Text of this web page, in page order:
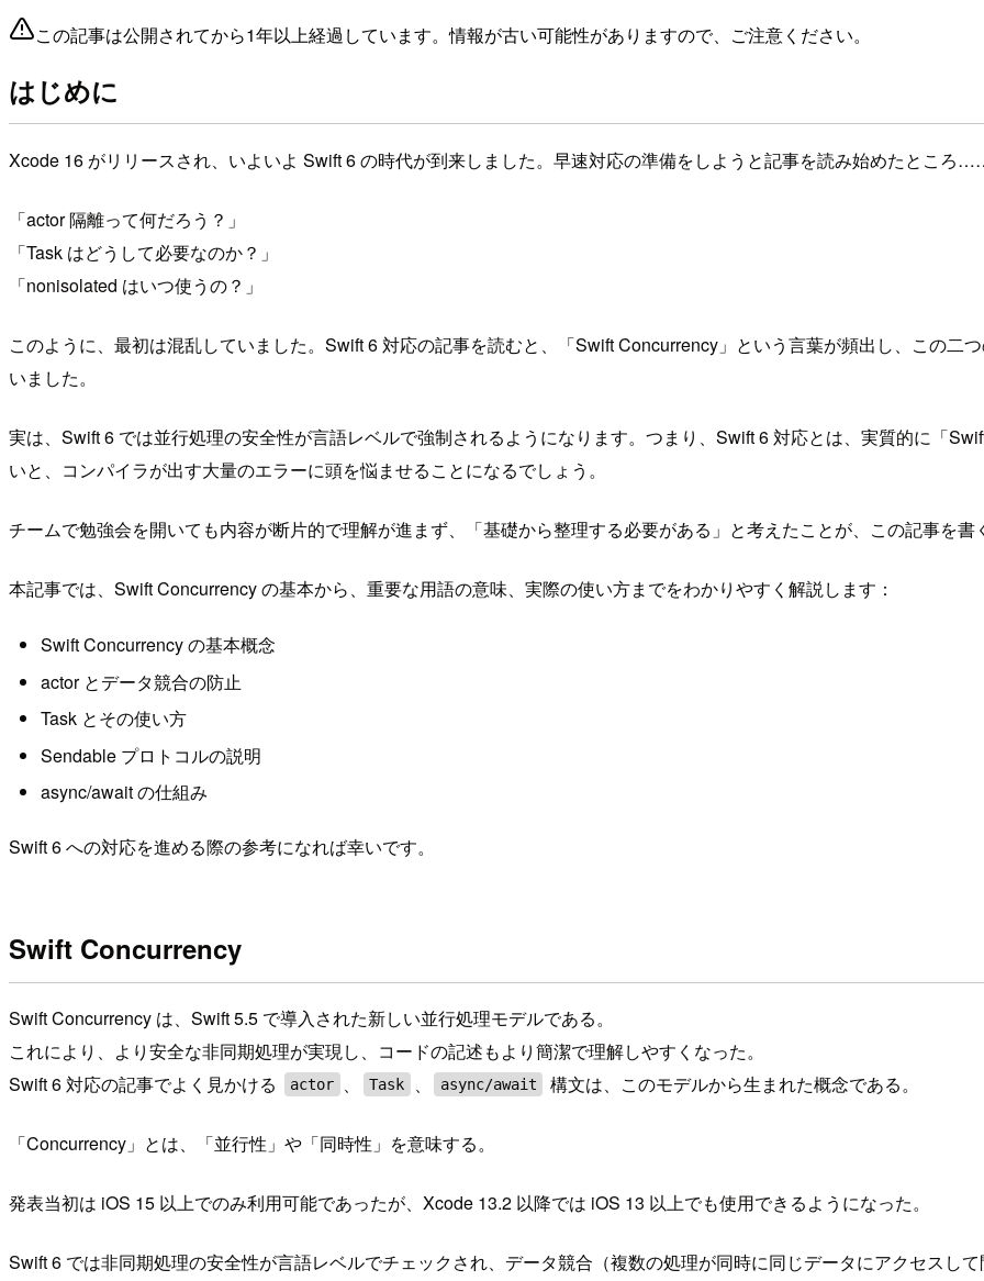
この記事は公開されてから1年以上経過しています。情報が古い可能性がありますので、ご注意ください。
はじめに
Xcode 16 がリリースされ、いよいよ Swift 6 の時代が到来しました。早速対応の準備をしようと記事を読み始めたところ
「actor 隔離って何だろう？」
「Task はどうして必要なのか？」
「nonisolated はいつ使うの？」
このように、最初は混乱していました。Swift 6 対応の記事を読むと、「Swift Concurrency」という言葉が頻出し、この二
いました。
実は、Swift 6 では並行処理の安全性が言語レベルで強制されるようになります。つまり、Swift 6 対応とは、実質的に「
いと、コンパイラが出す大量のエラーに頭を悩ませることになるでしょう。
チームで勉強会を開いても内容が断片的で理解が進まず、「基礎から整理する必要がある」と考えたことが、この記事を書
本記事では、Swift Concurrency の基本から、重要な用語の意味、実際の使い方までをわかりやすく解説します：
Swift Concurrency の基本概念
actor とデータ競合の防止
Task とその使い方
Sendable プロトコルの説明
async/await の仕組み
Swift 6 への対応を進める際の参考になれば幸いです。
Swift Concurrency
Swift Concurrency は、Swift 5.5 で導入された新しい並行処理モデルである。
これにより、より安全な非同期処理が実現し、コードの記述もより簡潔で理解しやすくなった。
Swift 6 対応の記事でよく見かける
actor 、 Task 、 async/await 構文は、このモデルから生まれた概念である。
「Concurrency」とは、「並行性」や「同時性」を意味する。
発表当初は iOS 15 以上でのみ利用可能であったが、Xcode 13.2 以降では iOS 13 以上でも使用できるようになった。
Swift 6 では非同期処理の安全性が言語レベルでチェックされ、データ競合（複数の処理が同時に同じデータにアクセスし